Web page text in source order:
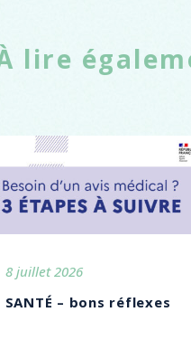
lire
SANTÉ – bons réflexes
8 juillet 2026